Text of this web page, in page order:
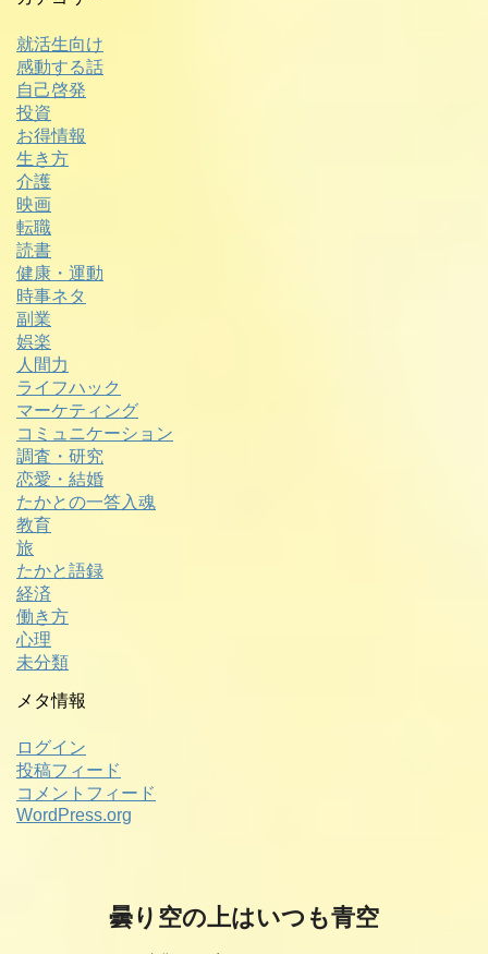
就活生向け
感動する話
自己啓発
投資
お得情報
生き方
介護
映画
転職
読書
健康・運動
時事ネタ
副業
娯楽
人間力
ライフハック
マーケティング
コミュニケーション
調査・研究
恋愛・結婚
たかとの一答入魂
教育
旅
たかと語録
経済
働き方
心理
未分類
メタ情報
ログイン
投稿フィード
コメントフィード
WordPress.org
曇り空の上はいつも青空